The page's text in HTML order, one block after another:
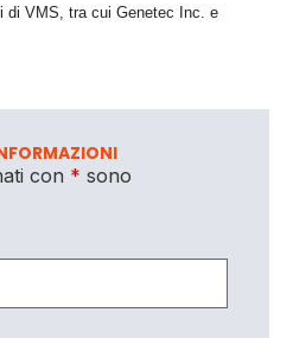
di VMS, tra cui Genetec Inc. e
con * sono